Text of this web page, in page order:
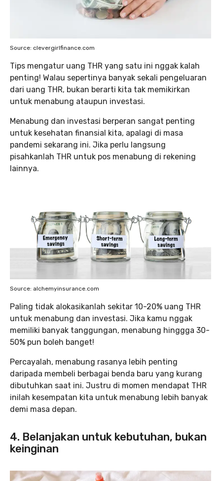
Source: clevergirlfinance.com
Tips mengatur uang THR yang satu ini nggak kalah
penting! Walau sepertinya banyak sekali pengeluaran
dari uang THR, bukan berarti kita tak memikirkan
untuk menabung ataupun investasi.
Menabung dan investasi berperan sangat penting
untuk kesehatan finansial kita, apalagi di masa
pandemi sekarang ini. Jika perlu langsung
pisahkanlah THR untuk pos menabung di rekening
lainnya.
Source: alchemyinsurance.com
Paling tidak alokasikanlah sekitar 10-20% uang THR
untuk menabung dan investasi. Jika kamu nggak
memiliki banyak tanggungan, menabung hinggga 30-
50% pun boleh banget!
Percayalah, menabung rasanya lebih penting
daripada membeli berbagai benda baru yang kurang
dibutuhkan saat ini. Justru di momen mendapat THR
inilah kesempatan kita untuk menabung lebih banyak
demi masa depan.
4. Belanjakan untuk kebutuhan, bukan
keinginan